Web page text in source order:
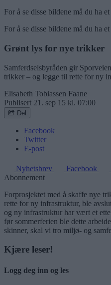
For å se disse bildene må du ha
For å se disse bildene må du ha
Grønt lys for nye trikker
Samferdselsbyråden gir
trikker – og legge til rette for ny
Elisabeth Tobiassen Faane
Publisert 21. sep 15 kl. 07:00
Del
Facebook
Twitter
E-post
Nyhetsbrev Facebook
Abonnement
Forprosjektet med å skaffe nye
rette for ny infrastruktur, ble
og ny infrastruktur har vært et
før sommerferien ble dette
skinner, skal vi tro miljø- og
Kjære leser!
Logg deg inn og les